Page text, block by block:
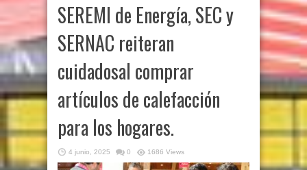
SEREMI de Energía, SEC y
SERNAC reiteran
cuidadosal comprar
artículos de calefacción
para los hogares.
4 junio, 2025 0 1686 Views